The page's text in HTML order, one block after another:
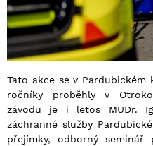
Tato akce se v
ročníky proběhly v
závodu je i letos MUDr.
záchranné služby
přejímky, odborný seminář